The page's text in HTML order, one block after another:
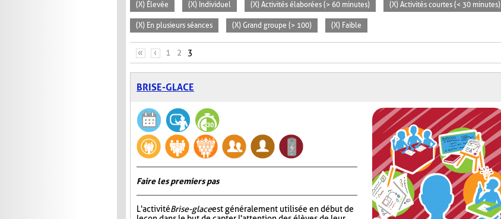
(X) Élevée (X) Individuel (X) Activités élaborées (> 60 minutes) (X) Activités courtes (< 30 minutes)
(X) En plusieurs séances (X) Grand groupe (> 100) (X) Faible
PAGES
« ‹ 1 2 3
BRISE-GLACE
Faire les premiers pas
L'activitéBrise-glaceest généralement utilisée en début de